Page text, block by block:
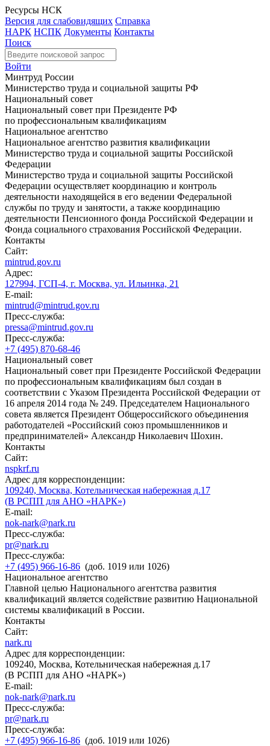
Ресурсы НСК
Версия для слабовидящих Справка
НАРК НСПК Документы Контакты
Поиск
Войти
Минтруд России
Министерство труда и социальной защиты РФ
Национальный совет
Национальный совет при Президенте РФ
по профессиональным квалификациям
Национальное агентство
Национальное агентство развития квалификации
Министерство труда и социальной защиты Российской
Федерации
Министерство труда и социальной защиты Российской
Федерации осуществляет координацию и контроль
деятельности находящейся в его ведении Федеральной
службы по труду и занятости, а также координацию
деятельности Пенсионного фонда Российской Федерации и
Фонда социального страхования Российской Федерации.
Контакты
Сайт:
mintrud.gov.ru
Адрес:
127994, ГСП-4, г. Москва, ул. Ильинка, 21
E-mail:
mintrud@mintrud.gov.ru
Пресс-служба:
pressa@mintrud.gov.ru
Пресс-служба:
+7 (495) 870-68-46
Национальный совет
Национальный совет при Президенте Российской Федерации
по профессиональным квалификациям был создан в
соответствии с Указом Президента Российской Федерации от
16 апреля 2014 года № 249. Председателем Национального
совета является Президент Общероссийского объединения
работодателей «Российский союз промышленников и
предпринимателей» Александр Николаевич Шохин.
Контакты
Сайт:
nspkrf.ru
Адрес для корреспонденции:
109240, Москва, Котельническая набережная д.17
(В РСПП для АНО «НАРК»)
E-mail:
nok-nark@nark.ru
Пресс-служба:
pr@nark.ru
Пресс-служба:
+7 (495) 966-16-86 (доб. 1019 или 1026)
Национальное агентство
Главной целью Национального агентства развития
квалификаций является содействие развитию Национальной
системы квалификаций в России.
Контакты
Сайт:
nark.ru
Адрес для корреспонденции:
109240, Москва, Котельническая набережная д.17
(В РСПП для АНО «НАРК»)
E-mail:
nok-nark@nark.ru
Пресс-служба:
pr@nark.ru
Пресс-служба:
+7 (495) 966-16-86 (доб. 1019 или 1026)